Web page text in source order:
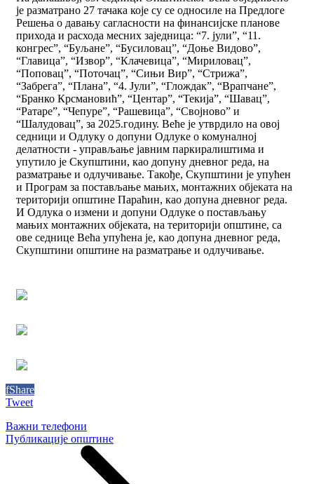
је разматрано 27 тачака које су се односиле на Предлоге
Решења о давању сагласности на финансијске планове
прихода и расхода месних заједница: “7. јули”, “11.
конгрес”, “Буљане”, “Бусиловац”, “Доње Видово”,
“Главица”, “Извор”, “Клачевица”, “Мириловац”,
“Поповац”, “Поточац”, “Сињи Вир”, “Стрижа”,
“Забрега”, “Плана”, “4. Јули”, “Глождак”, “Врапчане”,
“Бранко Крсмановић”, “Центар”, “Текија”, “Шавац”,
“Ратаре”, “Чепуре”, “Рашевица”, “Својново” и
“Шалудовац”, за 2025.годину. Веће је утврдило на овој
седници и Одлуку о допуни Одлуке о комуналној
делатности - управљање јавним паркиралиштима и
упутило је Скупштини, као допуну дневног реда, на
разматрање и одлучивање. Такође, Скупштини је упућен
и Програм за постављање мањих, монтажних објеката на
територији општине Параћин, као допуна дневног реда.
И Одлука о измени и допуни Одлуке о постављању
мањих монтажних објеката, на територији општине, са
ове седнице Већа упућена је, као допуна дневног реда,
Скупштини општине на разматрање и одлучивање.
fShare
Tweet
Важни телефони
Публикације општине